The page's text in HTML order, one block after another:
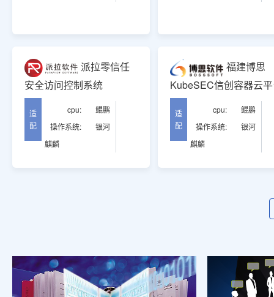
派拉零信任
安全访问控制系统
适
配
cpu:
鲲鹏
操作系统:
银河
麒麟
福建博思
KubeSEC信创容器云
适
配
cpu:
鲲鹏
操作系统:
银河
麒麟